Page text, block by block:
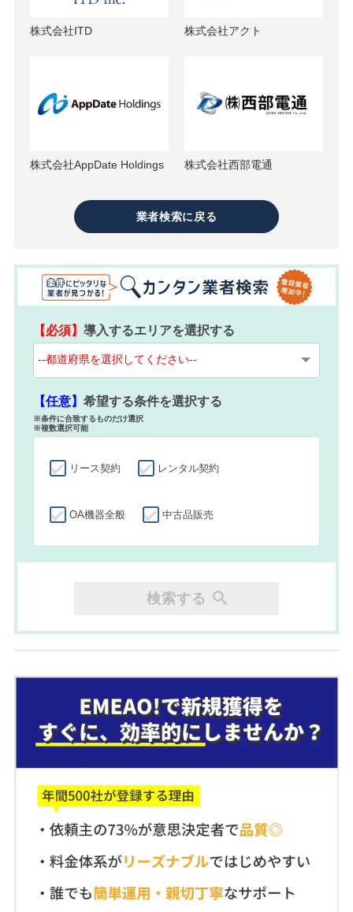
株式会社ITD 株式会社アクト
株式会社AppDate Holdings 株式会社西部電通
業者検索に戻る
【必須】導入するエリアを選択する
【任意】希望する条件を選択する
※条件に合致するものだけ選択
※複数選択可能
リース契約 レンタル契約
OA機器全般 中古品販売
検索する